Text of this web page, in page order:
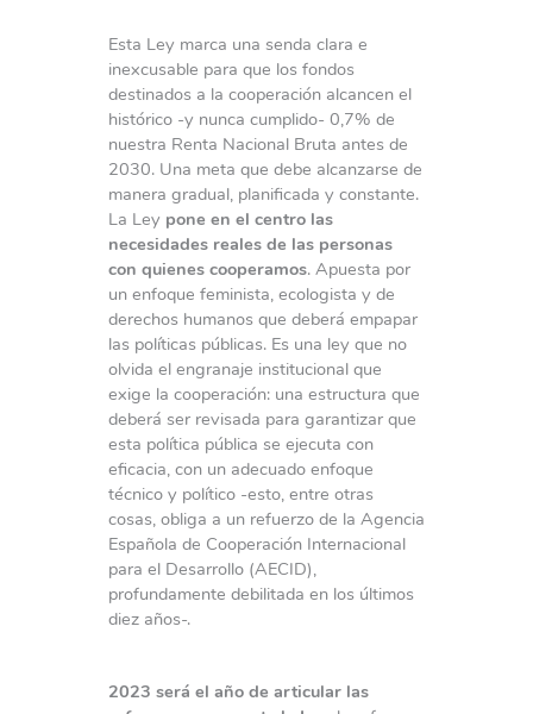
Esta Ley marca una senda clara e
inexcusable para que los fondos
destinados a la cooperación alcancen el
histórico -y nunca cumplido- 0,7% de
nuestra Renta Nacional Bruta antes de
2030. Una meta que debe alcanzarse de
manera gradual, planificada y constante.
La Ley pone en el centro las
necesidades reales de las personas
con quienes cooperamos. Apuesta por
un enfoque feminista, ecologista y de
derechos humanos que deberá empapar
las políticas públicas. Es una ley que no
olvida el engranaje institucional que
exige la cooperación: una estructura que
deberá ser revisada para garantizar que
esta política pública se ejecuta con
eficacia, con un adecuado enfoque
técnico y político -esto, entre otras
cosas, obliga a un refuerzo de la Agencia
Española de Cooperación Internacional
para el Desarrollo (AECID),
profundamente debilitada en los últimos
diez años-.
2023 será el año de articular las